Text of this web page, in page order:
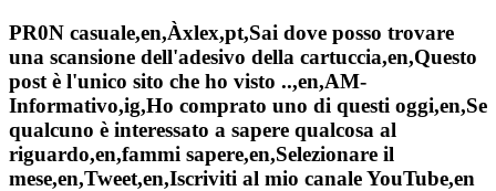
PR0N casuale,en,Àxlex,pt,Sai dove posso trovare
una scansione dell'adesivo della cartuccia,en,Questo
post è l'unico sito che ho visto ..,en,AM-
Informativo,ig,Ho comprato uno di questi oggi,en,Se
qualcuno è interessato a sapere qualcosa al
riguardo,en,fammi sapere,en,Selezionare il
mese,en,Tweet,en,Iscriviti al mio canale YouTube,en